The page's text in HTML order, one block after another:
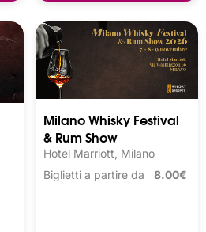
Milano Whisky Festival
& Rum Show
Hotel Marriott, Milano
Biglietti a partire da 8.00€